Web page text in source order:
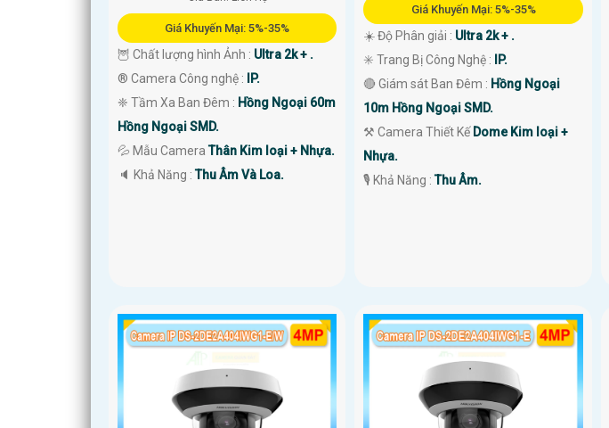
Giá Khuyến Mại: 5%-35%
🦉 Chất lượng hình Ảnh : Ultra 2k + .
®️ Camera Công nghệ :
IP.
❈ Tầm Xa Ban Đêm : Hồng Ngoại 60m
Hồng Ngoại SMD.
💦 Mẫu CameraThân Kim loại + Nhựa.
️🔈 Khả Năng :Thu Âm Và Loa.
Giá Khuyến Mại: 5%-35%
☀️ Độ Phân giải : Ultra 2k + .
✳️ Trang Bị Công Nghệ : IP.
🔴 Giám sát Ban Đêm : Hồng Ngoại
10m Hồng Ngoại SMD.
⚒ Camera Thiết KếDome Kim loại +
Nhựa.
️🎙 Khả Năng :Thu Âm.